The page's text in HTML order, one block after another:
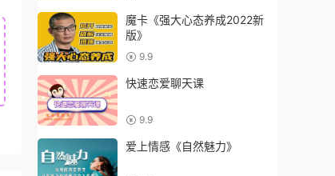
魔卡《强大心态养成2022新
版》
9.9
快速恋爱聊天课
9.9
爱上情感《自然魅力》